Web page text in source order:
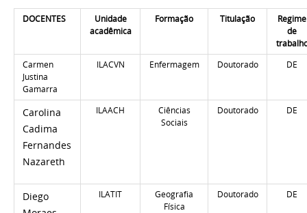
DOCENTES
Unidade
acadêmica
Formação Titulação
Regime
de
Carmen
Justina
Gamarra
ILACVN Enfermagem Doutorado DE
Carolina
Cadima
Fernandes
Nazareth
ILAACH
Ciências
Sociais
Doutorado DE
Diego
ILATIT
Geografia
Física
Doutorado DE